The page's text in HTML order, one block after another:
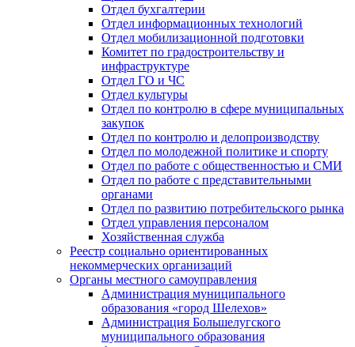
Отдел бухгалтерии
Отдел информационных технологий
Отдел мобилизационной подготовки
Комитет по градостроительству и
инфраструктуре
Отдел ГО и ЧС
Отдел культуры
Отдел по контролю в сфере муниципальных
закупок
Отдел по контролю и делопроизводству
Отдел по молодежной политике и спорту
Отдел по работе с общественностью и СМИ
Отдел по работе с представительными
органами
Отдел по развитию потребительского рынка
Отдел управления персоналом
Хозяйственная служба
Реестр социально ориентированных
некоммерческих организаций
Органы местного самоуправления
Администрация муниципального
образования «город Шелехов»
Администрация Большелугского
муниципального образования